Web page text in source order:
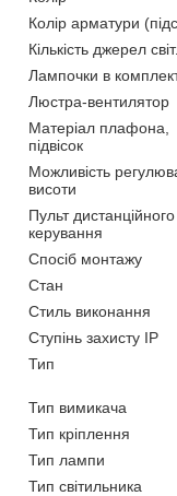
Колір арматури
Кількість джерел
Лампочки в
Люстра-вентилятор
Матеріал плафона,
підвісок
Можливість
висоти
Пульт дистанційного
керування
Спосіб монтажу
Стан
Стиль виконання
Ступінь захисту IP
Тип
Тип вимикача
Тип кріплення
Тип лампи
Тип світильника